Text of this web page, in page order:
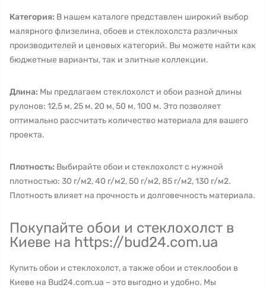
Категория: В нашем каталоге представлен широкий выбор
малярного флизелина, обоев и стеклохолста различных
производителей и ценовых категорий. Вы можете найти как
бюджетные варианты, так и элитные коллекции.
Длина: Мы предлагаем стеклохолст и обои разной длины
рулонов: 12,5 м, 25 м, 20 м, 50 м, 100 м. Это позволяет
оптимально рассчитать количество материала для вашего
проекта.
Плотность: Выбирайте обои и стеклохолст с нужной
плотностью: 30 г/м2, 40 г/м2, 50 г/м2, 85 г/м2, 130 г/м2.
Плотность влияет на прочность и долговечность материала.
Покупайте обои и стеклохолст в
Киеве на https://bud24.com.ua
Купить обои и стеклохолст, а также обои и стеклообои в
Киеве на Bud24.com.ua – это выгодно и удобно. Мы